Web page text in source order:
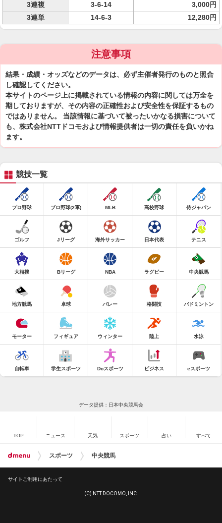
3連複
3-6-14
3,000円
3連単
14-6-3 12,280円
注意事項
結果・成績・オッズなどのデータは、必ず主催者発行のものと照合
し確認してください。
本サイトのページ上に掲載されている情報の内容に関しては万全を
期しておりますが、その内容の正確性および安全性を保証するもの
ではありません。 当該情報に基づいて被ったいかなる損害について
も、株式会社NTTドコモおよび情報提供者は一切の責任を負いかね
ます。
競技一覧
プロ野球 プロ野球(2軍) MLB 高校野球 侍ジャパン
ゴルフ Jリーグ 海外サッカー 日本代表 テニス
大相撲 Bリーグ NBA ラグビー 中央競馬
地方競馬 卓球 バレー 格闘技 バドミントン
モーター フィギュア ウィンター 陸上 水泳
自転車 学生スポーツ Doスポーツ ビジネス eスポーツ
データ提供：日本中央競馬会
TOP ニュース 天気 スポーツ 占い すべて
スポーツ 中央競馬
サイトご利用にあたって
(C) NTT DOCOMO, INC.